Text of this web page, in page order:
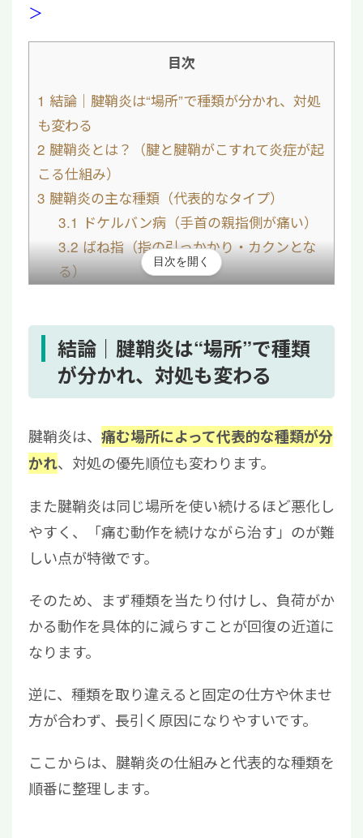
＞
目次
1 結論｜腱鞘炎は“場所”で種類が分かれ、対処
も変わる
2 腱鞘炎とは？（腱と腱鞘がこすれて炎症が起
こる仕組み）
3 腱鞘炎の主な種類（代表的なタイプ）
3.1 ドケルバン病（手首の親指側が痛い）
3.2ばね指（指の引っかかり・カクンとな
る）
3.4手首小指側の腱鞘炎（尺側の痛み・ス
ポーツで悪化）
5原因になりやすい生活習慣
6今すぐできる対処方法
8長引く・再発する場合の再生医療という選択
肢
9まとめ｜まずは種類を整理し、負荷を下げる
目次を開く
結論｜腱鞘炎は“場所”で種類
が分かれ、対処も変わる
腱鞘炎は、 痛む場所によって代表的な種類が分
かれ、対処の優先順位も変わります。
また腱鞘炎は同じ場所を使い続けるほど悪化し
やすく、「痛む動作を続けながら治す」のが難
しい点が特徴です。
そのため、まず種類を当たり付けし、負荷がか
かる動作を具体的に減らすことが回復の近道に
なります。
逆に、種類を取り違えると固定の仕方や休ませ
方が合わず、長引く原因になりやすいです。
ここからは、腱鞘炎の仕組みと代表的な種類を
順番に整理します。